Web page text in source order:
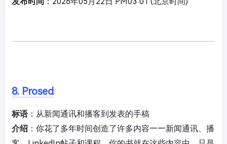
8. Prosed
标语：从新闻通讯和播客到发表的手稿
介绍 ：你花了多年时间创造了许多内容——新闻通讯、播